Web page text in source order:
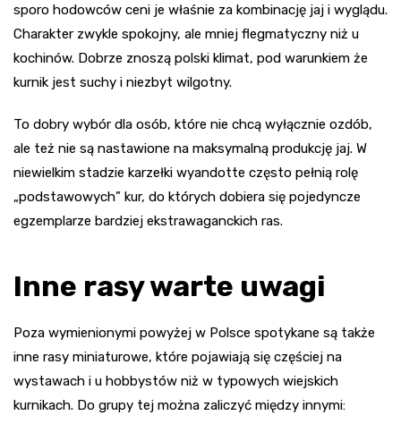
sporo hodowców ceni je właśnie za kombinację jaj i wyglądu.
Charakter zwykle spokojny, ale mniej flegmatyczny niż u
kochinów. Dobrze znoszą polski klimat, pod warunkiem że
kurnik jest suchy i niezbyt wilgotny.
To dobry wybór dla osób, które nie chcą wyłącznie ozdób,
ale też nie są nastawione na maksymalną produkcję jaj. W
niewielkim stadzie karzełki wyandotte często pełnią rolę
„podstawowych” kur, do których dobiera się pojedyncze
egzemplarze bardziej ekstrawaganckich ras.
Inne rasy warte uwagi
Poza wymienionymi powyżej w Polsce spotykane są także
inne rasy miniaturowe, które pojawiają się częściej na
wystawach i u hobbystów niż w typowych wiejskich
kurnikach. Do grupy tej można zaliczyć między innymi: